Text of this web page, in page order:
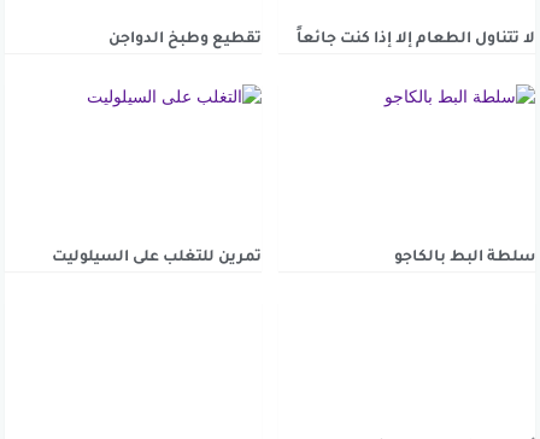
لا تتناول الطعام إلا إذا كنت جائعاً تقطيع وطبخ الدواجن
سلطة البط بالكاجو تمرين للتغلب على السيلوليت